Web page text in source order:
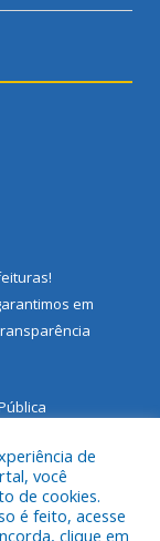
!
em
de Santarém
de
você
de cookies.
é feito, acesse
clique em